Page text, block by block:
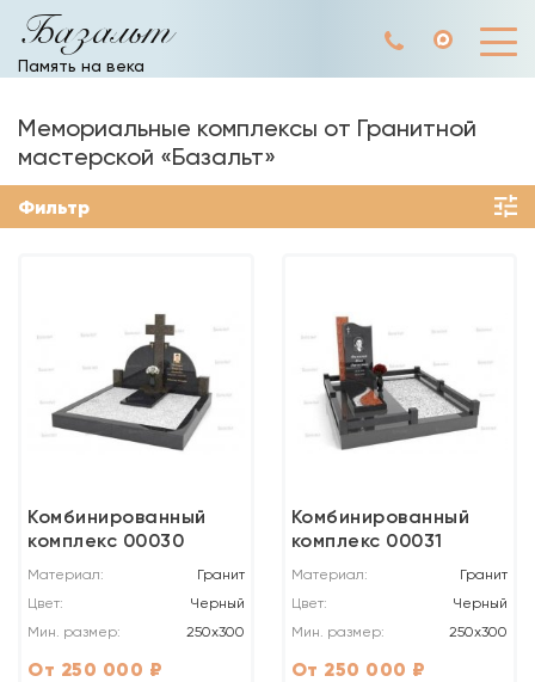
Базальт
Память на века
Мемориальные комплексы от Гранитной
мастерской «Базальт»
Фильтр
Комбинированный
комплекс 00030
Материал:
Гранит
Цвет:
Черный
Мин. размер:
250x300
От 250 000 ₽
Комбинированный
комплекс 00031
Материал:
Гранит
Цвет:
Черный
Мин. размер:
250x300
От 250 000 ₽